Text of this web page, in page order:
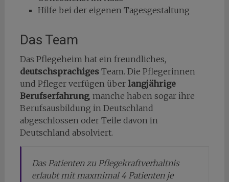
Hilfe bei der eigenen Tagesgestaltung
Das Team
Das Pflegeheim hat ein freundliches,
deutschsprachigesTeam. Die Pflegerinnen
und Pfleger verfügen über langjährige
Berufserfahrung, manche haben sogar ihre
Berufsausbildung in Deutschland
abgeschlossen oder Teile davon in
Deutschland absolviert.
Das Patienten zu Pflegekraftverhaltnis
erlaubt mit maxmimal 4 Patienten je